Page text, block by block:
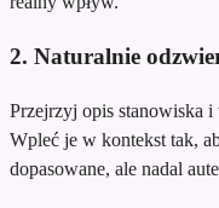
2. Naturalnie
Przejrzyj opis stanowiska
Wpleć je w kontekst tak,
dopasowane, ale nadal